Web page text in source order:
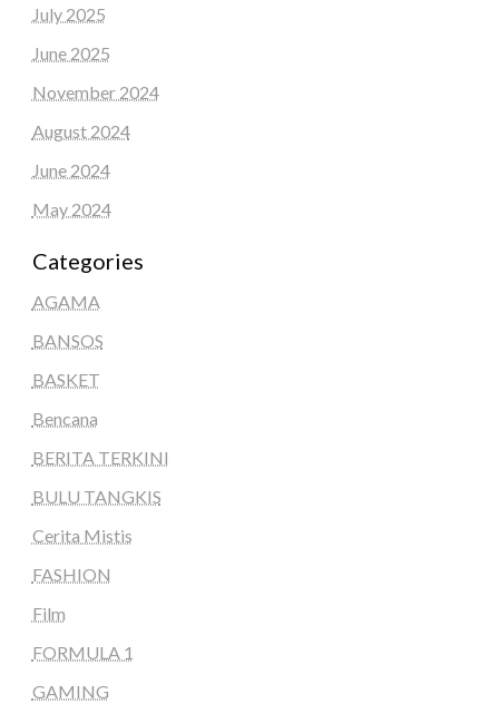
July 2025
June 2025
November 2024
August 2024
June 2024
May 2024
Categories
AGAMA
BANSOS
BASKET
Bencana
BERITA TERKINI
BULU TANGKIS
Cerita Mistis
FASHION
Film
FORMULA 1
GAMING